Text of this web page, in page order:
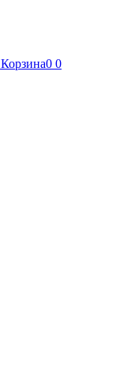
Корзина0 0